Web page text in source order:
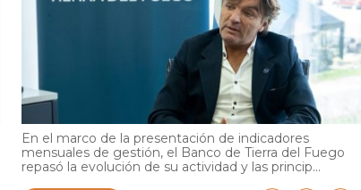
En el marco de la presentación de indicadores
mensuales de gestión, el Banco de Tierra del Fuego
repasó la evolución de su actividad y las princip...